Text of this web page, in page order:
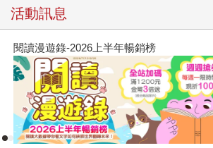
活動訊息
閱讀漫遊錄-2026上半年暢銷榜